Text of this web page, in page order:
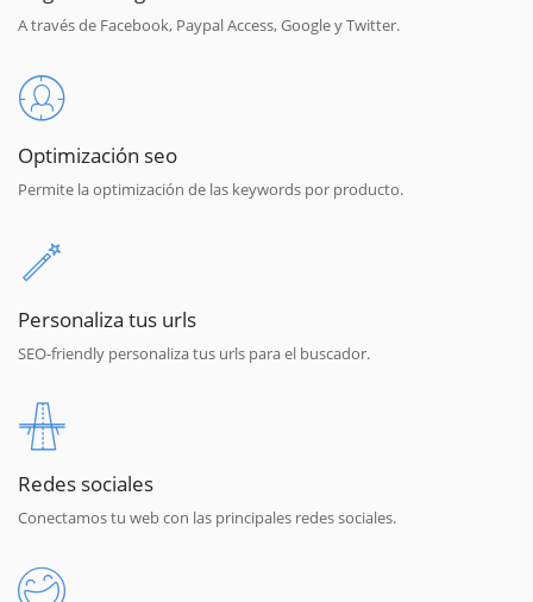
A través de Facebook, Paypal Access, Google y Twitter.
Optimización seo
Permite la optimización de las keywords por producto.
Personaliza tus urls
SEO-friendly personaliza tus urls para el buscador.
Redes sociales
Conectamos tu web con las principales redes sociales.